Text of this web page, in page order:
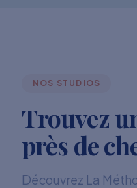
NOS STUDIOS
Trouvez
près de
Découvrez La